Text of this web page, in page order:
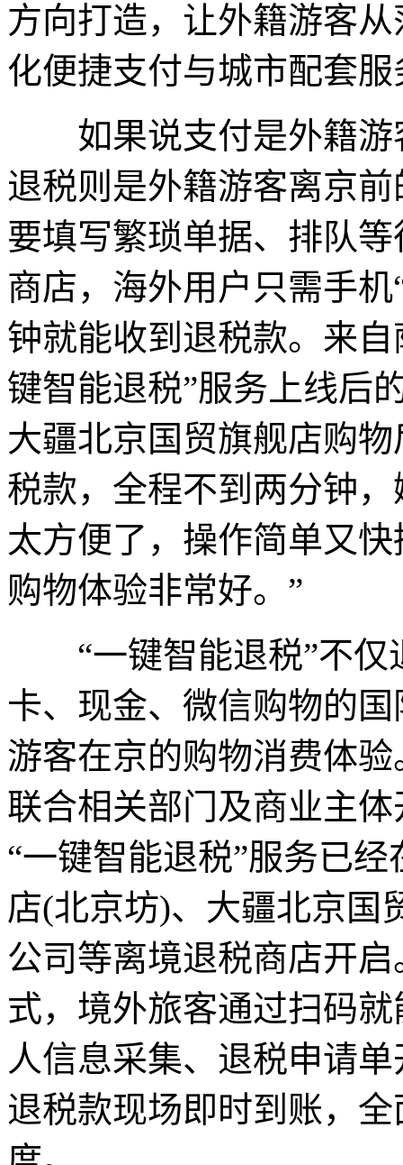
方向打造，让外籍游客
化便捷支付与城市配套服
如果说支付是外籍游
退税则是外籍游客离京
要填写繁琐单据、排队
商店，海外用户只需手
钟就能收到退税款。来
键智能退税”服务上线后
大疆北京国贸旗舰店购
税款，全程不到两分钟
太方便了，操作简单又
购物体验非常好。”
“一键智能退税”不仅
卡、现金、微信购物的
游客在京的购物消费体
联合相关部门及商业主
“一键智能退税”服务已
店(北京坊)、大疆北京国
公司等离境退税商店开
式，境外旅客通过扫码
人信息采集、退税申请
退税款现场即时到账，